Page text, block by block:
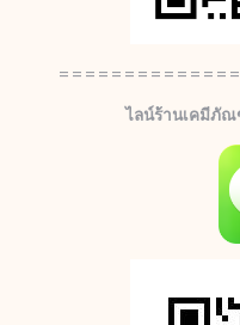
ไลน์ร้านเคมีภั